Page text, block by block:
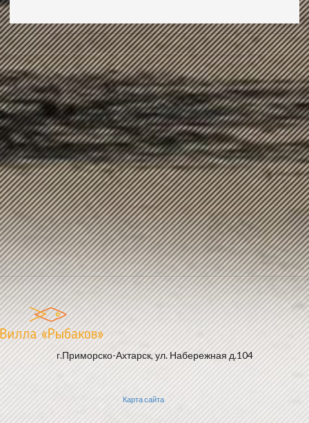
г.Приморско-Ахтарск, ул. Набережная д.104
Карта сайта